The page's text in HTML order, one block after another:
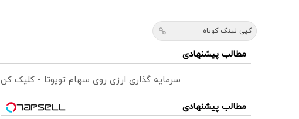
کپی لینک کوتاه
مطالب پیشنهادی
سرمایه گذاری ارزی روی سهام تویوتا - کلیک کن
مطالب پیشنهادی